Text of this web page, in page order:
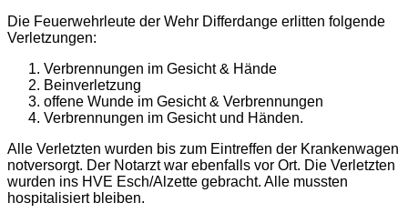
Die Feuerwehrleute der Wehr Differdange erlitten folgende
Verletzungen:
Verbrennungen im Gesicht & Hände
Beinverletzung
offene Wunde im Gesicht & Verbrennungen
Verbrennungen im Gesicht und Händen.
Alle Verletzten wurden bis zum Eintreffen der Krankenwagen
notversorgt. Der Notarzt war ebenfalls vor Ort. Die Verletzten
wurden ins HVE Esch/Alzette gebracht. Alle mussten
hospitalisiert bleiben.